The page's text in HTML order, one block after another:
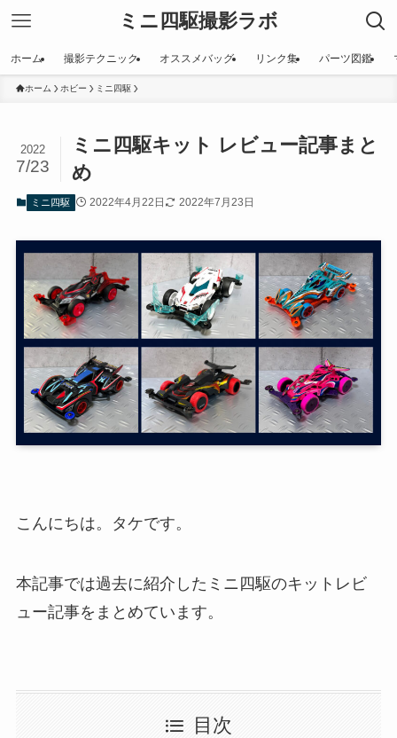
ミニ四駆撮影ラボ
ホーム 撮影テクニック オススメバッグ リンク集 パーツ図鑑
ホーム ホビー ミニ四駆
ミニ四駆キット レビュー記事まと
め
2022
7/23
ミニ四駆 2022年4月22日 2022年7月23日
こんにちは。タケです。
本記事では過去に紹介したミニ四駆のキットレビ
ュー記事をまとめています。
目次